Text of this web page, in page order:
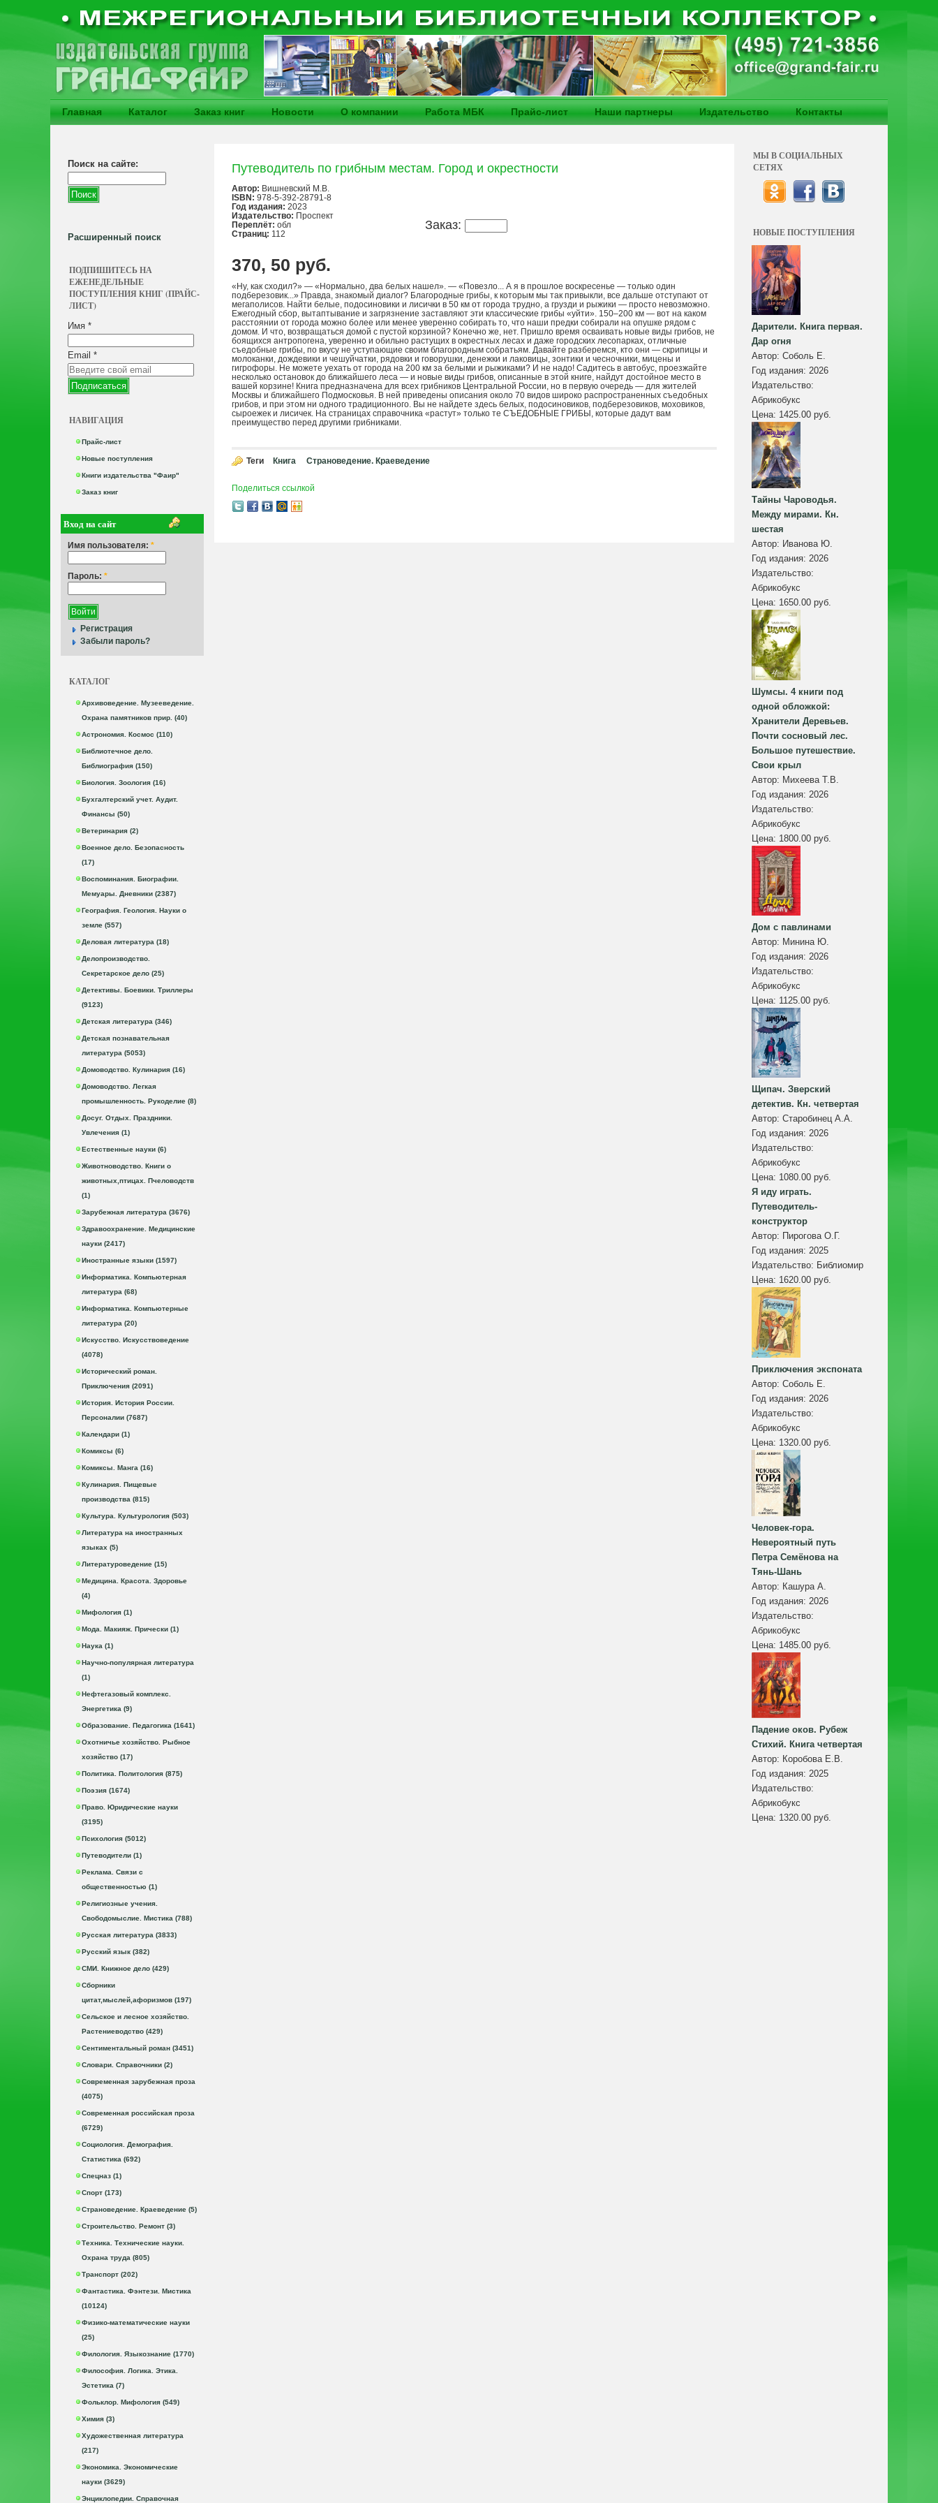
Главная Каталог Заказ книг Новости О компании Работа МБК Прайс-лист Наши партнеры Издательство Контакты
Поиск на сайте:
Расширенный поиск
ПОДПИШИТЕСЬ НА
ЕЖЕНЕДЕЛЬНЫЕ
ПОСТУПЛЕНИЯ КНИГ (ПРАЙС-
ЛИСТ)
Имя *
Email *
НАВИГАЦИЯ
Прайс-лист
Новые поступления
Книги издательства "Фаир"
Заказ книг
Вход на сайт
Имя пользователя: *
Пароль: *
Регистрация
Забыли пароль?
КАТАЛОГ
Архивоведение. Музееведение.
Охрана памятников прир. (40)
Астрономия. Космос (110)
Библиотечное дело.
Библиография (150)
Биология. Зоология (16)
Бухгалтерский учет. Аудит.
Финансы (50)
Ветеринария (2)
Военное дело. Безопасность
(17)
Воспоминания. Биографии.
Мемуары. Дневники (2387)
География. Геология. Науки о
земле (557)
Деловая литература (18)
Делопроизводство.
Секретарское дело (25)
Детективы. Боевики. Триллеры
(9123)
Детская литература (346)
Детская познавательная
литература (5053)
Домоводство. Кулинария (16)
Домоводство. Легкая
промышленность. Рукоделие (8)
Досуг. Отдых. Праздники.
Увлечения (1)
Естественные науки (6)
Животноводство. Книги о
животных,птицах. Пчеловодств
(1)
Зарубежная литература (3676)
Здравоохранение. Медицинские
науки (2417)
Иностранные языки (1597)
Информатика. Компьютерная
литература (68)
Информатика. Компьютерные
литература (20)
Искусство. Искусствоведение
(4078)
Исторический роман.
Приключения (2091)
История. История России.
Персоналии (7687)
Календари (1)
Комиксы (6)
Комиксы. Манга (16)
Кулинария. Пищевые
производства (815)
Культура. Культурология (503)
Литература на иностранных
языках (5)
Литературоведение (15)
Медицина. Красота. Здоровье
(4)
Мифология (1)
Мода. Макияж. Прически (1)
Наука (1)
Научно-популярная литература
(1)
Нефтегазовый комплекс.
Энергетика (9)
Образование. Педагогика (1641)
Охотничье хозяйство. Рыбное
хозяйство (17)
Политика. Политология (875)
Поэзия (1674)
Право. Юридические науки
(3195)
Психология (5012)
Путеводители (1)
Реклама. Связи с
общественностью (1)
Религиозные учения.
Свободомыслие. Мистика (788)
Русская литература (3833)
Русский язык (382)
СМИ. Книжное дело (429)
Сборники
цитат,мыслей,афоризмов (197)
Сельское и лесное хозяйство.
Растениеводство (429)
Сентиментальный роман (3451)
Словари. Справочники (2)
Современная зарубежная проза
(4075)
Современная российская проза
(6729)
Социология. Демография.
Статистика (692)
Спецназ (1)
Спорт (173)
Страноведение. Краеведение (5)
Строительство. Ремонт (3)
Техника. Технические науки.
Охрана труда (805)
Транспорт (202)
Фантастика. Фэнтези. Мистика
(10124)
Физико-математические науки
(25)
Филология. Языкознание (1770)
Философия. Логика. Этика.
Эстетика (7)
Фольклор. Мифология (549)
Химия (3)
Художественная литература
(217)
Экономика. Экономические
науки (3629)
Энциклопедии. Справочная
Путеводитель по грибным местам. Город и окрестности
Заказ:
Автор: Вишневский М.В.
ISBN: 978-5-392-28791-8
Год издания: 2023
Издательство: Проспект
Переплёт: обл
Страниц: 112
370, 50 руб.
«Ну, как сходил?» — «Нормально, два белых нашел». — «Повезло... А я в прошлое воскресенье — только один
подберезовик...» Правда, знакомый диалог? Благородные грибы, к которым мы так привыкли, все дальше отступают от
мегаполисов. Найти белые, подосиновики и лисички в 50 км от города трудно, а грузди и рыжики — просто невозможно.
Ежегодный сбор, вытаптывание и загрязнение заставляют эти классические грибы «уйти». 150–200 км — вот на каком
расстоянии от города можно более или менее уверенно собирать то, что наши предки собирали на опушке рядом с
домом. И что, возвращаться домой с пустой корзиной? Конечно же, нет. Пришло время осваивать новые виды грибов, не
боящихся антропогена, уверенно и обильно растущих в окрестных лесах и даже городских лесопарках, отличные
съедобные грибы, по вкусу не уступающие своим благородным собратьям. Давайте разберемся, кто они — скрипицы и
молоканки, дождевики и чешуйчатки, рядовки и говорушки, денежки и лаковицы, зонтики и чесночники, мицены и
гигрофоры. Не можете уехать от города на 200 км за белыми и рыжиками? И не надо! Садитесь в автобус, проезжайте
несколько остановок до ближайшего леса — и новые виды грибов, описанные в этой книге, найдут достойное место в
вашей корзине! Книга предназначена для всех грибников Центральной России, но в первую очередь — для жителей
Москвы и ближайшего Подмосковья. В ней приведены описания около 70 видов широко распространенных съедобных
грибов, и при этом ни одного традиционного. Вы не найдете здесь белых, подосиновиков, подберезовиков, моховиков,
сыроежек и лисичек. На страницах справочника «растут» только те СЪЕДОБНЫЕ ГРИБЫ, которые дадут вам
преимущество перед другими грибниками.
Теги Книга Страноведение. Краеведение
Поделиться ссылкой
МЫ В СОЦИАЛЬНЫХ
СЕТЯХ
НОВЫЕ ПОСТУПЛЕНИЯ
Дарители. Книга первая.
Дар огня
Автор: Соболь Е.
Год издания: 2026
Издательство:
Абрикобукс
Цена: 1425.00 руб.
Тайны Чароводья.
Между мирами. Кн.
шестая
Автор: Иванова Ю.
Год издания: 2026
Издательство:
Абрикобукс
Цена: 1650.00 руб.
Шумсы. 4 книги под
одной обложкой:
Хранители Деревьев.
Почти сосновый лес.
Большое путешествие.
Свои крыл
Автор: Михеева Т.В.
Год издания: 2026
Издательство:
Абрикобукс
Цена: 1800.00 руб.
Дом с павлинами
Автор: Минина Ю.
Год издания: 2026
Издательство:
Абрикобукс
Цена: 1125.00 руб.
Щипач. Зверский
детектив. Кн. четвертая
Автор: Старобинец А.А.
Год издания: 2026
Издательство:
Абрикобукс
Цена: 1080.00 руб.
Я иду играть.
Путеводитель-
конструктор
Автор: Пирогова О.Г.
Год издания: 2025
Издательство: Библиомир
Цена: 1620.00 руб.
Приключения экспоната
Автор: Соболь Е.
Год издания: 2026
Издательство:
Абрикобукс
Цена: 1320.00 руб.
Человек-гора.
Невероятный путь
Петра Семёнова на
Тянь-Шань
Автор: Кашура А.
Год издания: 2026
Издательство:
Абрикобукс
Цена: 1485.00 руб.
Падение оков. Рубеж
Стихий. Книга четвертая
Автор: Коробова Е.В.
Год издания: 2025
Издательство:
Абрикобукс
Цена: 1320.00 руб.